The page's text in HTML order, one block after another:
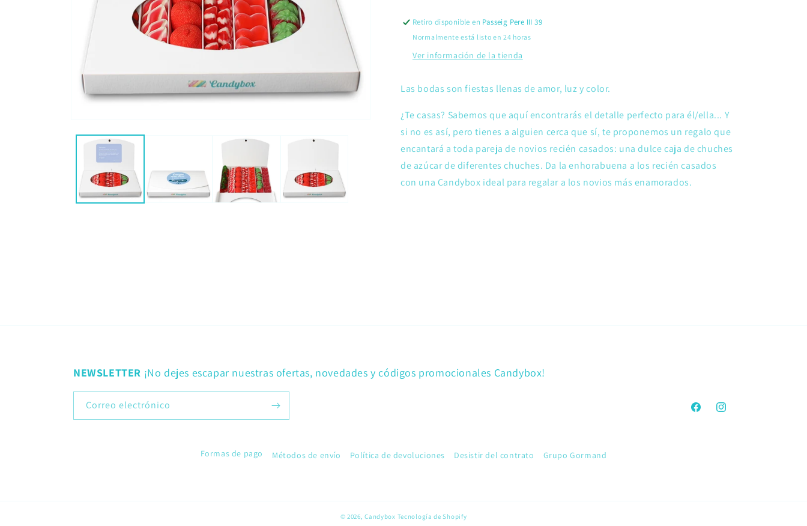
Retiro disponible en Passeig Pere III 39
Normalmente está listo en 24 horas
Ver información de la tienda
Las bodas son fiestas llenas de amor, luz y color.
¿Te casas? Sabemos que aquí encontrarás el detalle perfecto para él/ella... Y
si no es así, pero tienes a alguien cerca que sí, te proponemos un regalo que
encantará a toda pareja de novios recién casados: una dulce caja de chuches
de azúcar de diferentes chuches. Da la enhorabuena a los recién casados
con una Candybox ideal para regalar a los novios más enamorados.
Formas de pago Métodos de envío Política de devoluciones Desistir del contrato Grupo Gormand
NEWSLETTER ¡No dejes escapar nuestras ofertas, novedades y códigos promocionales Candybox!
Correo electrónico
FacebookInstagram
© 2026,Candybox Tecnología de Shopify